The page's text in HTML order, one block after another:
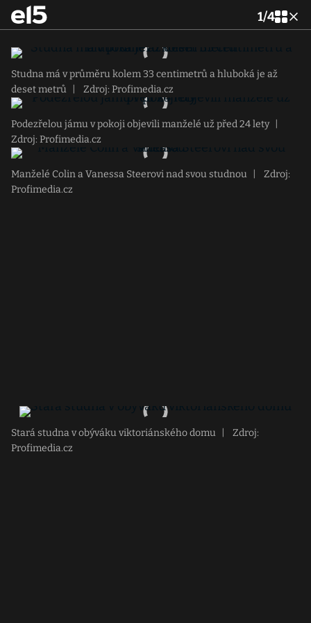
1/4
Studna má v průměru kolem 33 centimetrů a hluboká je až
deset metrů
Zdroj: Profimedia.cz
Podezřelou jámu v pokoji objevili manželé už před 24 lety
Zdroj: Profimedia.cz
Manželé Colin a Vanessa Steerovi nad svou studnou
Zdroj:
Profimedia.cz
Stará studna v obýváku viktoriánského domu
Zdroj:
Profimedia.cz